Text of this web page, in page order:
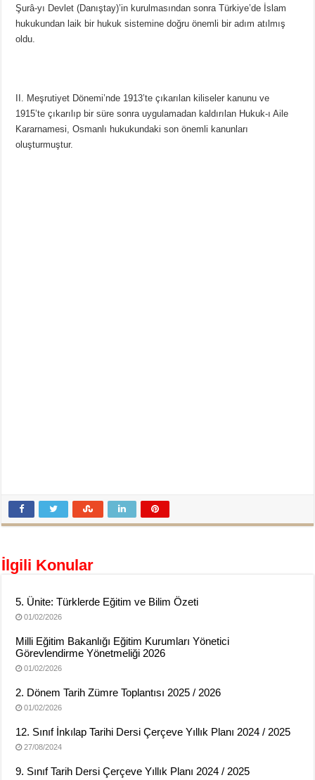
Şurâ-yı Devlet (Danıştay)’in kurulmasından sonra Türkiye’de İslam
hukukundan laik bir hukuk sistemine doğru önemli bir adım atılmış
oldu.
II. Meşrutiyet Dönemi’nde 1913’te çıkarılan kiliseler kanunu ve
1915’te çıkarılıp bir süre sonra uygulamadan kaldırılan Hukuk-ı Aile
Kararnamesi, Osmanlı hukukundaki son önemli kanunları
oluşturmuştur.
İlgili Konular
5. Ünite: Türklerde Eğitim ve Bilim Özeti
01/02/2026
Milli Eğitim Bakanlığı Eğitim Kurumları Yönetici
Görevlendirme Yönetmeliği 2026
01/02/2026
2. Dönem Tarih Zümre Toplantısı 2025 / 2026
01/02/2026
12. Sınıf İnkılap Tarihi Dersi Çerçeve Yıllık Planı 2024 / 2025
27/08/2024
9. Sınıf Tarih Dersi Çerçeve Yıllık Planı 2024 / 2025